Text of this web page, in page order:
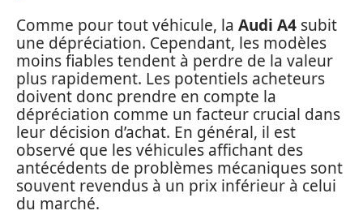
Comme pour tout véhicule, la Audi A4 subit
une dépréciation. Cependant, les modèles
moins fiables tendent à perdre de la valeur
plus rapidement. Les potentiels acheteurs
doivent donc prendre en compte la
dépréciation comme un facteur crucial dans
leur décision d’achat. En général, il est
observé que les véhicules affichant des
antécédents de problèmes mécaniques sont
souvent revendus à un prix inférieur à celui
du marché.